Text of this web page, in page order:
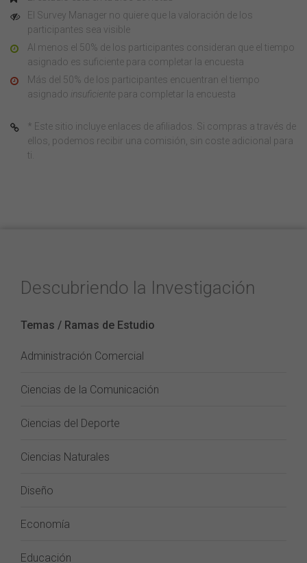
El Survey Manager no quiere que la valoración de los
participantes sea visible
Al menos el 50% de los participantes consideran que el tiempo
asignado es suficiente para completar la encuesta
Más del 50% de los participantes encuentran el tiempo
asignado insuficiente para completar la encuesta
* Este sitio incluye enlaces de afiliados. Si compras a través de
ellos, podemos recibir una comisión, sin coste adicional para
ti.
Descubriendo la Investigación
Temas / Ramas de Estudio
Administración Comercial
Ciencias de la Comunicación
Ciencias del Deporte
Ciencias Naturales
Diseño
Economía
Educación